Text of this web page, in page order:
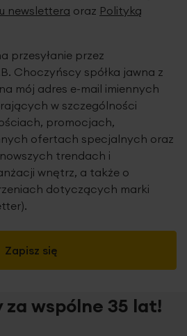
newslettera oraz Polityką
Zapisz się
przesyłanie przez
Choczyńscy spółka jawna z
mój adres e-mail imiennych
w szczególności
promocjach,
ofertach specjalnych oraz
trendach i
wnętrz, a także o
dotyczących marki
za wspólne 35 lat!